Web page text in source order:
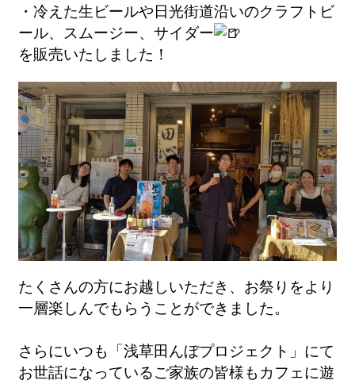
・冷えた生ビールや日光街道沿いのクラフトビ
ール、スムージー、サイダー
を販売いたしました！
たくさんの方にお越しいただき、お祭りをより
一層楽しんでもらうことができました。
さらにいつも「浅草田んぼプロジェクト」にて
お世話になっているご家族の皆様もカフェに遊